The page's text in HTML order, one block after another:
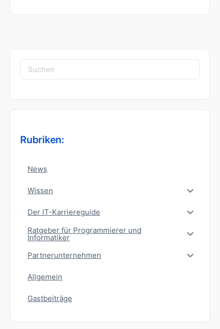
Suchen
nach:
Rubriken:
News
Wissen
Der IT-Karriereguide
Ratgeber für Programmierer und
Informatiker
Partnerunternehmen
Allgemein
Gastbeiträge